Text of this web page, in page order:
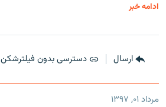
ادامه خبر
ارسال دسترسی بدون فیلترشکن
مرداد ۰۱, ۱۳۹۷